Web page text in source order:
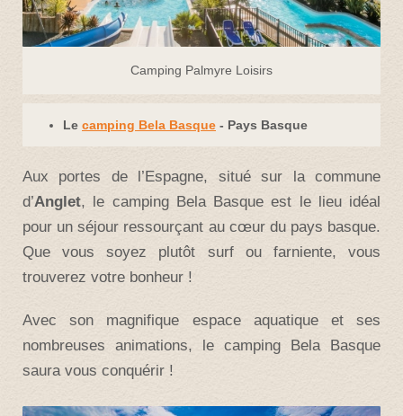
Camping Palmyre Loisirs
Le camping Bela Basque - Pays Basque
Aux portes de l’Espagne, situé sur la commune
d’Anglet, le camping Bela Basque est le lieu idéal
pour un séjour ressourçant au cœur du pays basque.
Que vous soyez plutôt surf ou farniente, vous
trouverez votre bonheur !
Avec son magnifique espace aquatique et ses
nombreuses animations, le camping Bela Basque
saura vous conquérir !